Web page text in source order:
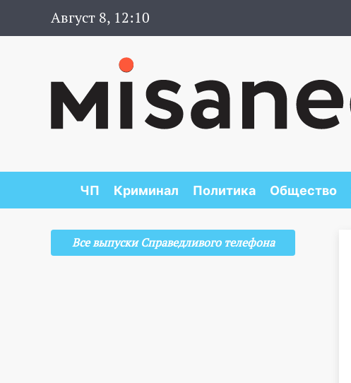
Август 8, 12:10
ЧП Криминал Политика Общество
Все выпуски Справедливого телефона